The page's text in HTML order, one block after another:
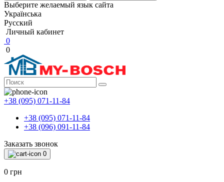
Выберите желаемый язык сайта
Українська
Русский
Личный кабинет
0
0
+38 (095) 071-11-84
+38 (095) 071-11-84
+38 (096) 091-11-84
Заказать звонок
0
0 грн